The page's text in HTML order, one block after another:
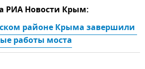
РИА Новости Крым:
районе Крыма завершили
работы моста